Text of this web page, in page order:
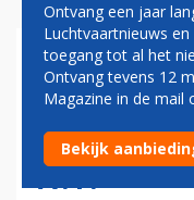
UNITED
NAJAAR
EN
AVIV
Ontvang een jaar
Luchtvaartnieuws
toegang tot al het
Ontvang tevens 12
Magazine in de mail
Bekijk